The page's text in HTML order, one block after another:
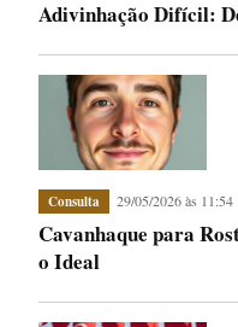
Adivinhação Difícil:
Consulta 29/05/2026 às 11:54
Cavanhaque para
o Ideal